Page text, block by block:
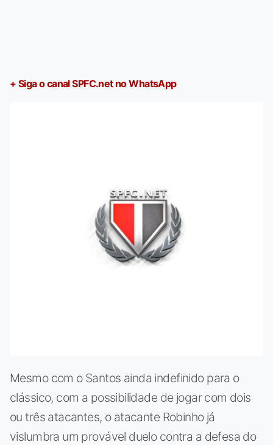
+ Siga o canal SPFC.net no WhatsApp
Mesmo com o Santos ainda indefinido para o
clássico, com a possibilidade de jogar com dois
ou três atacantes, o atacante Robinho já
vislumbra um provável duelo contra a defesa do